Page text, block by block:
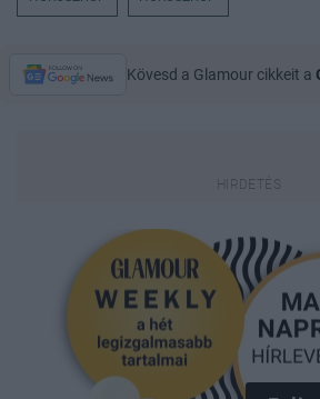
Kövesd a Glamour cikkeit a